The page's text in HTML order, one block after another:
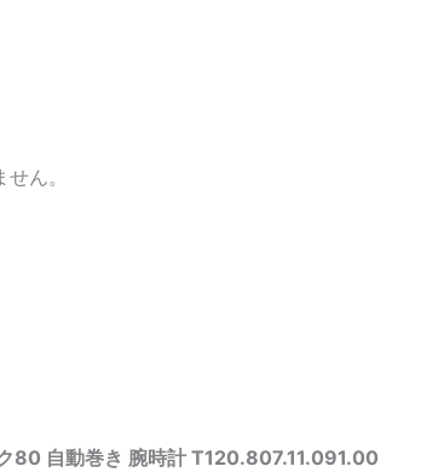
ん。
80 自動巻き 腕時計 T120.807.11.091.00